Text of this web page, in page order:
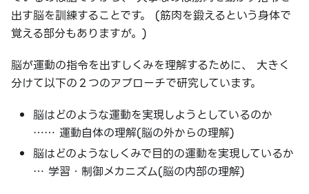
出す脳を訓練することです。 (筋肉を鍛えるという身体で
覚える部分もありますが。)
脳が運動の指令を出すしくみを理解するために、 大きく
分けて以下の２つのアプローチで研究しています。
脳はどのような運動を実現しようとしているのか
…… 運動自体の理解(脳の外からの理解)
脳はどのようなしくみで目的の運動を実現しているか
… 学習・制御メカニズム(脳の内部の理解)